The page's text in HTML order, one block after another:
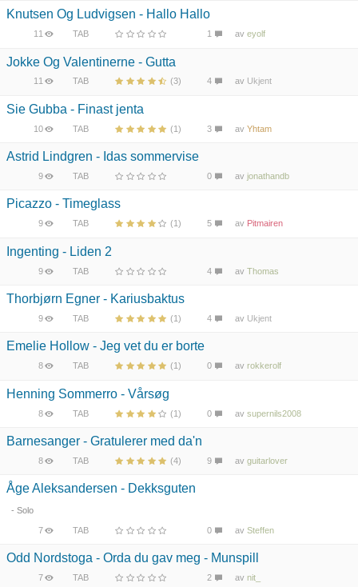
Knutsen Og Ludvigsen - Hallo Hallo
11 TAB 1 aveyolf
Jokke Og Valentinerne - Gutta
11 TAB (3) 4 av Ukjent
Sie Gubba - Finast jenta
10 TAB (1) 3 avYhtam
Astrid Lindgren - Idas sommervise
9 TAB 0 avjonathandb
Picazzo - Timeglass
9 TAB (1) 5 av Pitmairen
Ingenting - Liden 2
9 TAB 4 avThomas
Thorbjørn Egner - Kariusbaktus
9 TAB (1) 4 av Ukjent
Emelie Hollow - Jeg vet du er borte
8 TAB (1) 0 avrokkerolf
Henning Sommerro - Vårsøg
8 TAB (1) 0 avsupernils2008
Barnesanger - Gratulerer med da'n
8 TAB (4) 9 avguitarlover
Åge Aleksandersen - Dekksguten
- Solo
7 TAB 0 avSteffen
Odd Nordstoga - Orda du gav meg - Munspill
7 TAB 2 avnit_